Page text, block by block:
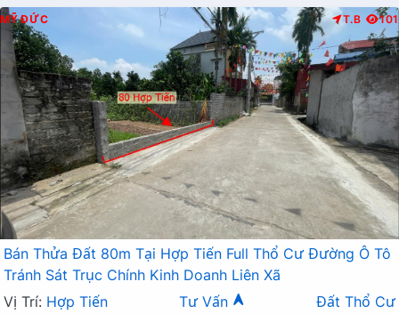
MỸ ĐỨC T.B 101
Bán Thửa Đất 80m Tại Hợp Tiến Full Thổ Cư Đường Ô Tô
Tránh Sát Trục Chính Kinh Doanh Liên Xã
Vị Trí: Hợp Tiến Tư Vấn Đất Thổ Cư